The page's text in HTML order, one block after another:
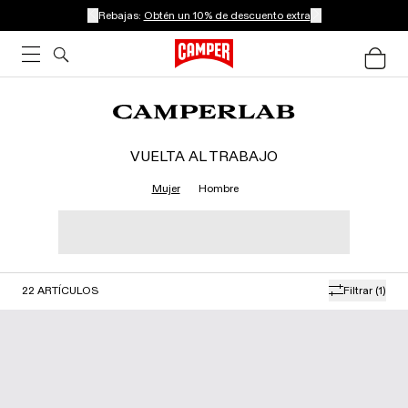
Rebajas: Obtén un 10% de descuento extra
VUELTA AL TRABAJO
Mujer Hombre
Filtrar (1)
22 ARTÍCULOS